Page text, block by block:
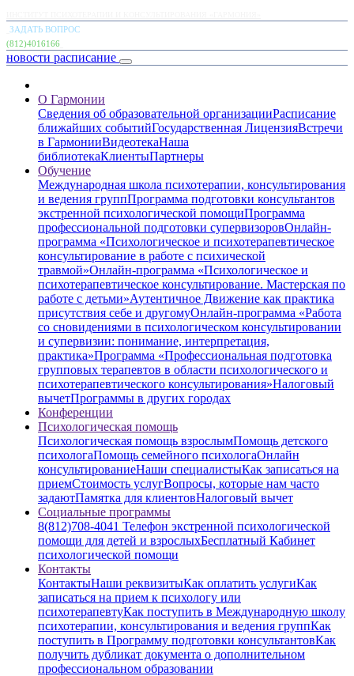
ЗАДАТЬ ВОПРОС
(812)4016166
новости расписание
О Гармонии
Сведения об образовательной организацииРасписание
ближайших событийГосударственная ЛицензияВстречи
в ГармонииВидеотекаНаша
библиотекаКлиентыПартнеры
Обучение
Международная школа психотерапии, консультирования
и ведения группПрограмма подготовки консультантов
экстренной психологической помощиПрограмма
профессиональной подготовки супервизоровОнлайн-
программа «Психологическое и психотерапевтическое
консультирование в работе с психической
травмой»Онлайн-программа «Психологическое и
психотерапевтическое консультирование. Мастерская по
работе с детьми»Аутентичное Движение как практика
присутствия себе и другомуОнлайн-программа «Работа
со сновидениями в психологическом консультировании
и супервизии: понимание, интерпретация,
практика»Программа «Профессиональная подготовка
групповых терапевтов в области психологического и
психотерапевтического консультирования»Налоговый
вычетПрограммы в других городах
Конференции
Психологическая помощь
Психологическая помощь взрослымПомощь детского
психологаПомощь семейного психологаОнлайн
консультированиеНаши специалистыКак записаться на
приемСтоимость услугВопросы, которые нам часто
задаютПамятка для клиентовНалоговый вычет
Социальные программы
8(812)708-4041 Телефон экстренной психологической
помощи для детей и взрослыхБесплатный Кабинет
психологической помощи
Контакты
КонтактыНаши реквизитыКак оплатить услугиКак
записаться на прием к психологу или
психотерапевтуКак поступить в Международную школу
психотерапии, консультирования и ведения группКак
поступить в Программу подготовки консультантовКак
получить дубликат документа о дополнительном
профессиональном образовании